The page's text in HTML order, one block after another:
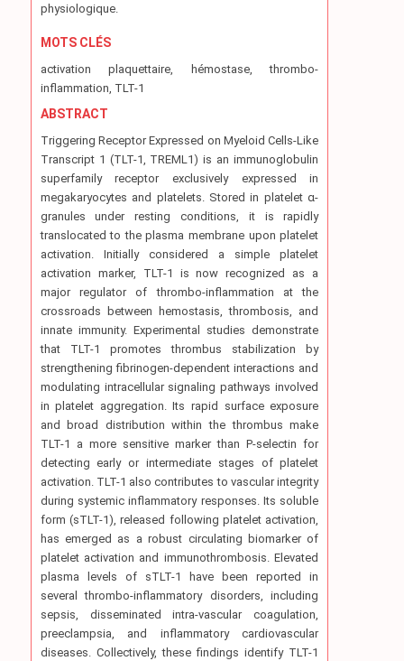
physiologique.
MOTS CLÉS
activation plaquettaire, hémostase, thrombo-
inflammation, TLT-1
ABSTRACT
Triggering Receptor Expressed on Myeloid Cells-Like
Transcript 1 (TLT-1, TREML1) is an immunoglobulin
superfamily receptor exclusively expressed in
megakaryocytes and platelets. Stored in platelet α-
granules under resting conditions, it is rapidly
translocated to the plasma membrane upon platelet
activation. Initially considered a simple platelet
activation marker, TLT-1 is now recognized as a
major regulator of thrombo-inflammation at the
crossroads between hemostasis, thrombosis, and
innate immunity. Experimental studies demonstrate
that TLT-1 promotes thrombus stabilization by
strengthening fibrinogen-dependent interactions and
modulating intracellular signaling pathways involved
in platelet aggregation. Its rapid surface exposure
and broad distribution within the thrombus make
TLT-1 a more sensitive marker than P-selectin for
detecting early or intermediate stages of platelet
activation. TLT-1 also contributes to vascular integrity
during systemic inflammatory responses. Its soluble
form (sTLT-1), released following platelet activation,
has emerged as a robust circulating biomarker of
platelet activation and immunothrombosis. Elevated
plasma levels of sTLT-1 have been reported in
several thrombo-inflammatory disorders, including
sepsis, disseminated intra-vascular coagulation,
preeclampsia, and inflammatory cardiovascular
diseases. Collectively, these findings identify TLT-1